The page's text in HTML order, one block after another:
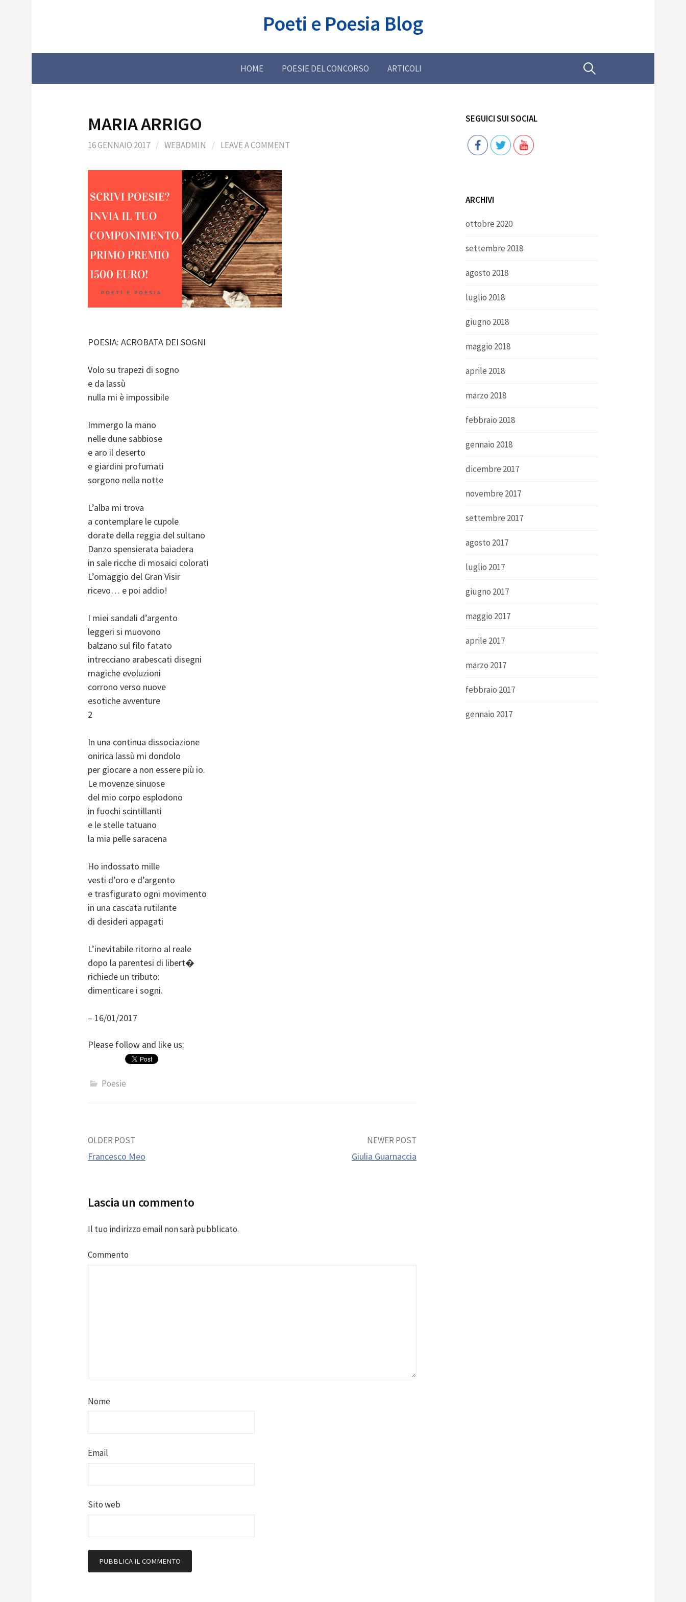
Poeti e Poesia Blog
HOME POESIE DEL CONCORSO ARTICOLI Ricerca
MARIA ARRIGO
16 GENNAIO 2017 / WEBADMIN / LEAVE A COMMENT
POESIA: ACROBATA DEI SOGNI
Volo su trapezi di sogno
e da lassù
nulla mi è impossibile
Immergo la mano
nelle dune sabbiose
e aro il deserto
e giardini profumati
sorgono nella notte
L’alba mi trova
a contemplare le cupole
dorate della reggia del sultano
Danzo spensierata baiadera
in sale ricche di mosaici colorati
L’omaggio del Gran Visir
ricevo… e poi addio!
I miei sandali d’argento
leggeri si muovono
balzano sul filo fatato
intrecciano arabescati disegni
magiche evoluzioni
corrono verso nuove
esotiche avventure
2
In una continua dissociazione
onirica lassù mi dondolo
per giocare a non essere più io.
Le movenze sinuose
del mio corpo esplodono
in fuochi scintillanti
e le stelle tatuano
la mia pelle saracena
Ho indossato mille
vesti d’oro e d’argento
e trasfigurato ogni movimento
in una cascata rutilante
di desideri appagati
L’inevitabile ritorno al reale
dopo la parentesi di libert�
richiede un tributo:
dimenticare i sogni.
– 16/01/2017
Please follow and like us:
Poesie
Post
OLDER POST
Francesco Meo
NEWER POST
Giulia Guarnaccia
Lascia un commento
Il tuo indirizzo email non sarà pubblicato.
Commento
Nome
Email
Sito web
SEGUICI SUI SOCIAL
Follow
ARCHIVI
ottobre 2020
settembre 2018
agosto 2018
luglio 2018
giugno 2018
maggio 2018
aprile 2018
marzo 2018
febbraio 2018
gennaio 2018
dicembre 2017
novembre 2017
settembre 2017
agosto 2017
luglio 2017
giugno 2017
maggio 2017
aprile 2017
marzo 2017
febbraio 2017
gennaio 2017